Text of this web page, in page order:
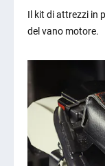
Il kit di attrezzi in
del vano motore.